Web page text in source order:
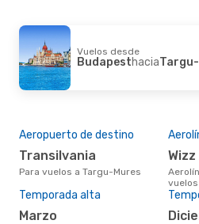
Vuelos desde
Budapesthacia
Aeropuerto de destino
Transilvania
Para vuelos a Targu-Mures
Aerolínea más frecuentada con
Temporada alta
marzo